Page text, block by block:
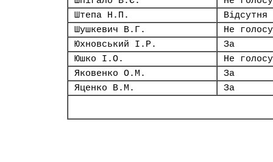
Штепа Н.П.
Відсутня
Шушкевич В.Г.
Не
Юхновський І.Р.
За
Юшко І.О.
Не
Яковенко О.М.
За
Яценко В.М.
За